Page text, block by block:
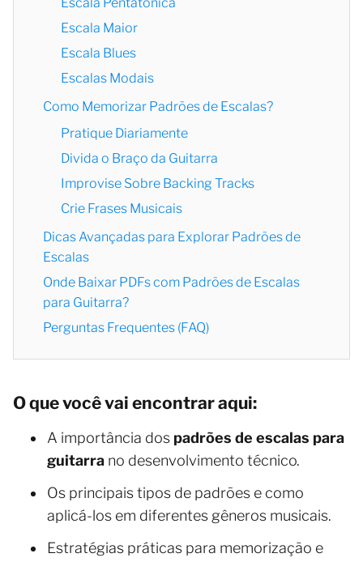
Escala Maior
Escala Blues
Escalas Modais
Como Memorizar Padrões de Escalas?
Pratique Diariamente
Divida o Braço da Guitarra
Improvise Sobre Backing Tracks
Crie Frases Musicais
Dicas Avançadas para Explorar Padrões de
Escalas
Onde Baixar PDFs com Padrões de Escalas
para Guitarra?
Perguntas Frequentes (FAQ)
O que você vai encontrar aqui:
A importância dos padrões de escalas para
guitarra no desenvolvimento técnico.
Os principais tipos de padrões e como
aplicá-los em diferentes gêneros musicais.
Estratégias práticas para memorização e